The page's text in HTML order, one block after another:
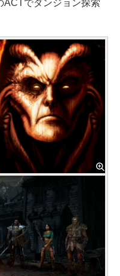
ACTでダンジョン探索